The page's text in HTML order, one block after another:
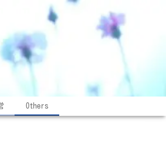
Others